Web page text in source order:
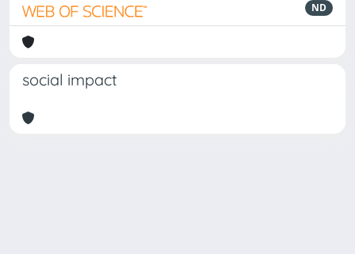
ND
social impact